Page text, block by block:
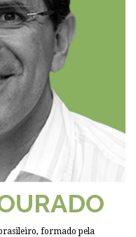
formado pela